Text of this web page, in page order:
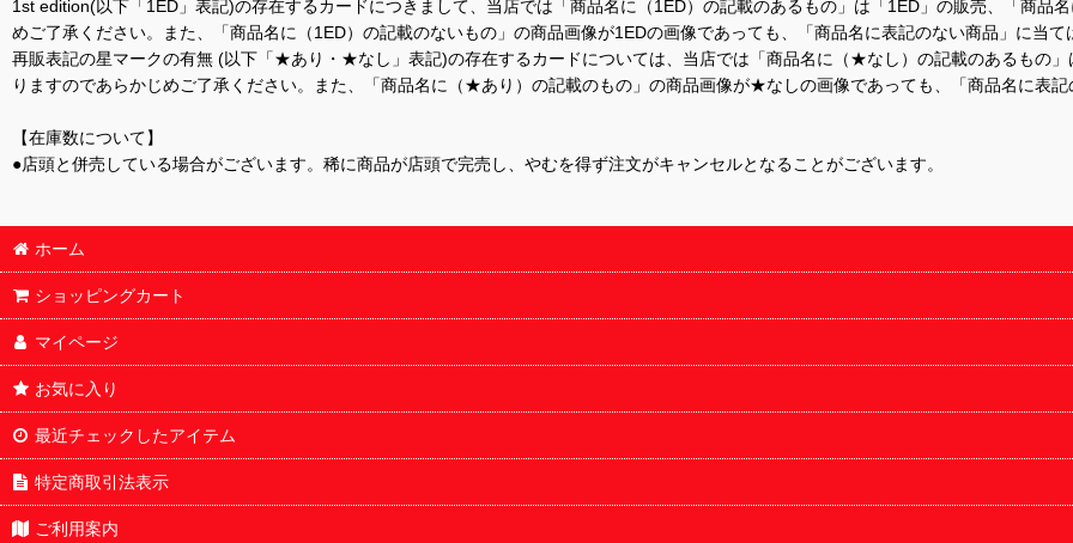
1st edition(以下「1ED」表記)の存在するカードにつきまして、当店では「商品名に（1ED）の記載のあるもの」は「1ED」の販売、「商品
めご了承ください。また、「商品名に（1ED）の記載のないもの」の商品画像が1EDの画像であっても、「商品名に表記のない商品」に当
再販表記の星マークの有無 (以下「★あり・★なし」表記)の存在するカードについては、当店では「商品名に（★なし）の記載のあるもの
りますのであらかじめご了承ください。また、「商品名に（★あり）の記載のもの」の商品画像が★なしの画像であっても、「商品名に表
【在庫数について】
●店頭と併売している場合がございます。稀に商品が店頭で完売し、やむを得ず注文がキャンセルとなることがございます。
ホーム
ショッピングカート
マイページ
お気に入り
最近チェックしたアイテム
特定商取引法表示
ご利用案内